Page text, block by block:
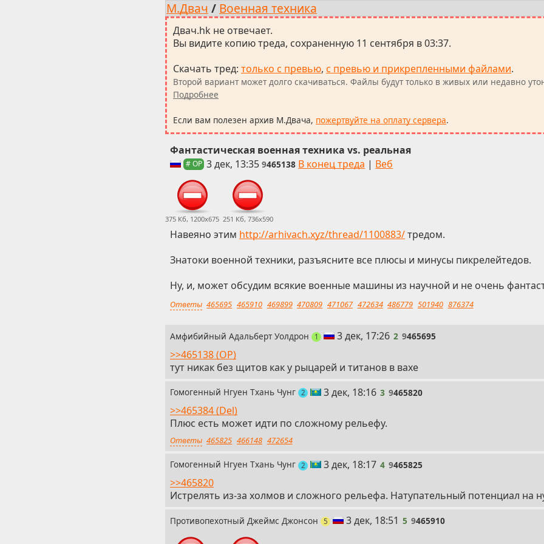
М.Двач / Военная техника
Двач.hk не отвечает.
Вы видите копию треда, сохраненную 11 сентября в 03:37.
Скачать тред: только с превью, с превью и прикрепленными файлами.
Второй вариант может долго скачиваться. Файлы будут только в живых или недавно
Подробнее
Если вам полезен архив М.Двача, пожертвуйте на оплату сервера.
Фантастическая военная техника vs. реальная
# OP 3 дек, 13:35 9465138 В конец треда | Веб
375 Кб, 1200x675 251 Кб, 736x590
Навеяно этим http://arhivach.xyz/thread/1100883/тредом.
Знатоки военной техники, разъясните все плюсы и минусы пикрелейтедов.
Ну, и, может обсудим всякие военные машины из научной и не очень
Ответы 465695 465910 469899 470809 471067 472634 486779 501940 876374
Амфибийный Адальберт Уолдрон 1пост 2
3 дек, 17:26 2 9465695
>>465138 (OP)
тут никак без щитов как у рыцарей и титанов в вахе
Гомогенный Нгуен Тхань Чунг 2поста 3
3 дек, 18:16 3 9465820
>>465384 (Del)
Плюс есть может идти по сложному рельефу.
Ответы 465825 466148 472654
Гомогенный Нгуен Тхань Чунг 2поста 4
3 дек, 18:17 4 9465825
>>465820
Истрелять из-за холмов и сложного рельефа. Натупательный потенциал на
Противопехотный Джеймс Джонсон 5постов
5
3 дек, 18:51 5 9465910